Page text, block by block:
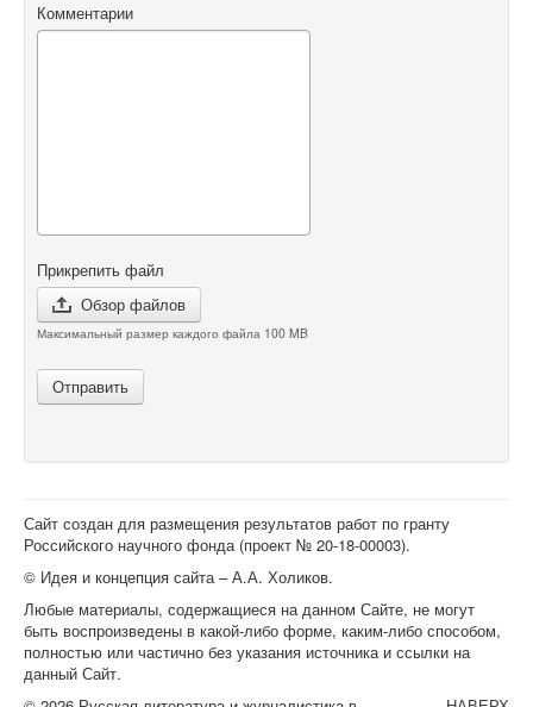
Комментарии
Прикрепить файл
Обзор файлов
Максимальный размер каждого файла 100 MB
Отправить
Сайт создан для размещения результатов работ по гранту
Российского научного фонда (проект № 20-18-00003).
© Идея и концепция сайта – А.А. Холиков.
Любые материалы, содержащиеся на данном Сайте, не могут
быть воспроизведены в какой-либо форме, каким-либо способом,
полностью или частично без указания источника и ссылки на
данный Сайт.